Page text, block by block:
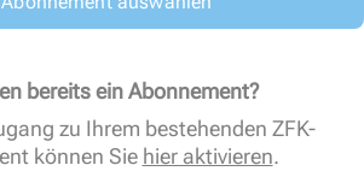
bereits ein Abonnement?
zu Ihrem bestehenden ZFK-
können Sie hier aktivieren.